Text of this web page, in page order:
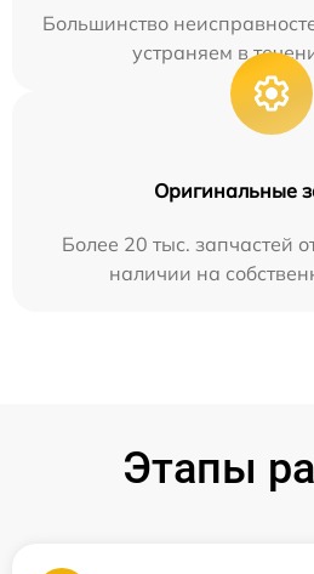
Большинство
устраняем в
Оригинальные
Более 20 тыс. запчастей
наличии на
Этапы